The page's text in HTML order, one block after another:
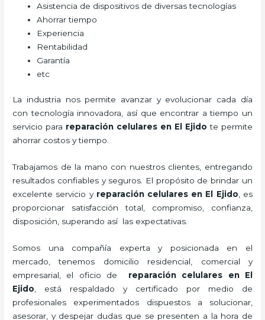
Asistencia de dispositivos de diversas tecnologías
Ahorrar tiempo
Experiencia
Rentabilidad
Garantía
etc
La industria nos permite avanzar y evolucionar cada día
con tecnología innovadora, así que encontrar a tiempo un
servicio para reparación celulares en El Ejido te permite
ahorrar costos y tiempo.
Trabajamos de la mano con nuestros clientes, entregando
resultados confiables y seguros. El propósito de brindar un
excelente servicio y reparación celulares en El Ejido , es
proporcionar satisfacción total, compromiso, confianza,
disposición, superando así las expectativas.
Somos una compañía experta y posicionada en el
mercado, tenemos domicilio residencial, comercial y
empresarial, el oficio de reparación celulares en El
Ejido , está respaldado y certificado por medio de
profesionales experimentados dispuestos a solucionar,
asesorar, y despejar dudas que se presenten a la hora de